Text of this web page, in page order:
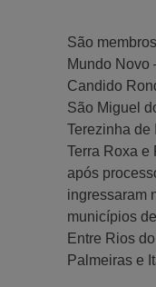
São
Mundo Novo
Candido
São Miguel
Terezinha de
Terra Roxa e
após
ingressaram
municípios
Entre Rios
Palmeiras e